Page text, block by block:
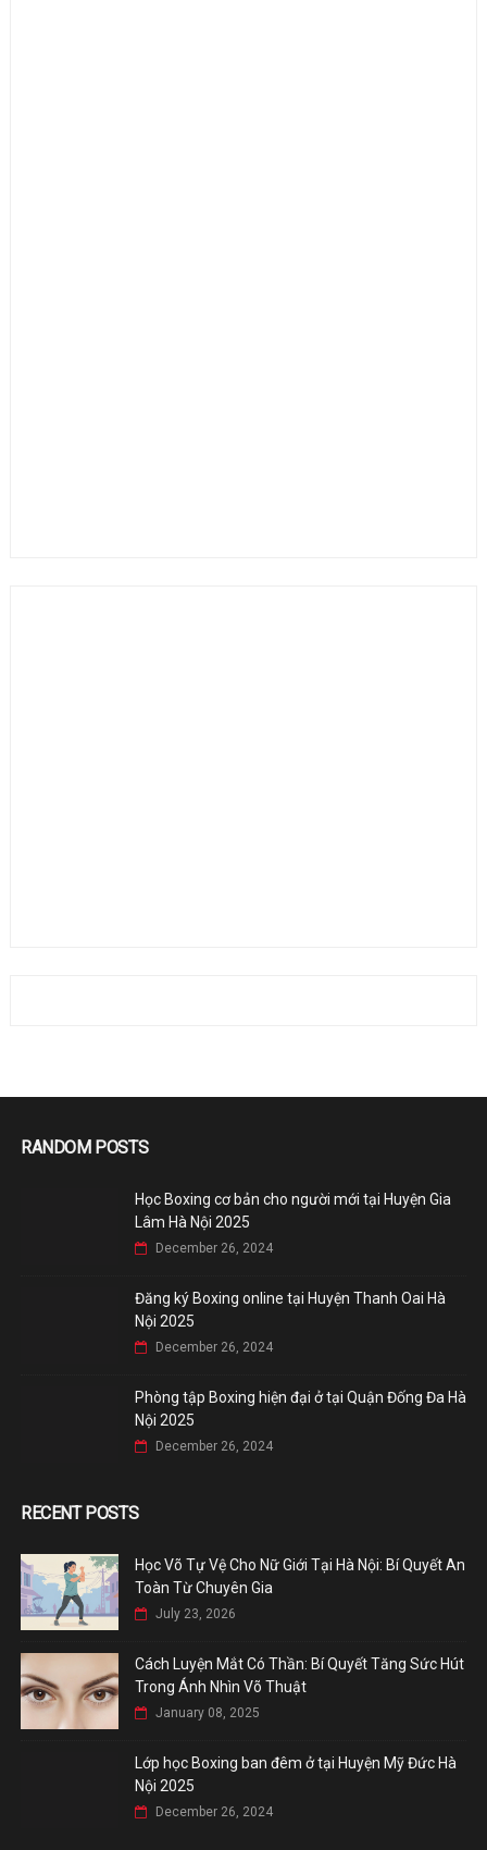
RANDOM POSTS
Học Boxing cơ bản cho người mới tại Huyện Gia
Lâm Hà Nội 2025
December 26, 2024
Đăng ký Boxing online tại Huyện Thanh Oai Hà
Nội 2025
December 26, 2024
Phòng tập Boxing hiện đại ở tại Quận Đống Đa Hà
Nội 2025
December 26, 2024
RECENT POSTS
Học Võ Tự Vệ Cho Nữ Giới Tại Hà Nội: Bí Quyết An
Toàn Từ Chuyên Gia
July 23, 2026
Cách Luyện Mắt Có Thần: Bí Quyết Tăng Sức Hút
Trong Ánh Nhìn Võ Thuật
January 08, 2025
Lớp học Boxing ban đêm ở tại Huyện Mỹ Đức Hà
Nội 2025
December 26, 2024